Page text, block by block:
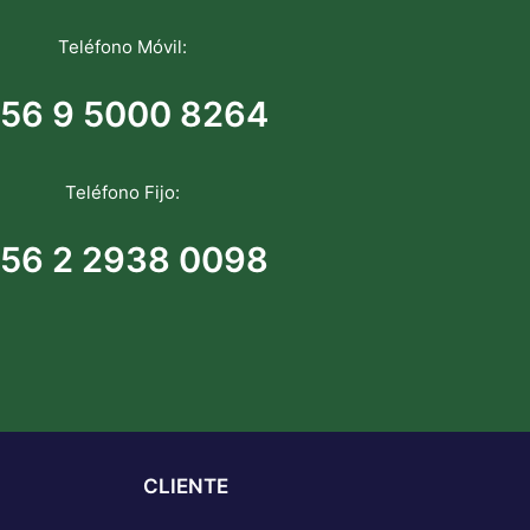
Teléfono Móvil:
9 5000 8264
Teléfono Fijo:
2 2938 0098
CLIENTE